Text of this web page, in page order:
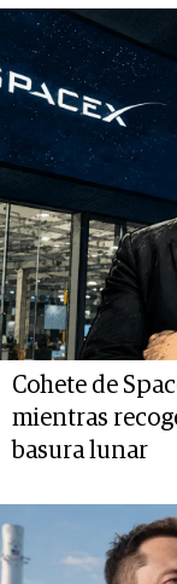
Cohete de
mientras
basura lunar